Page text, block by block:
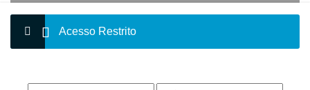
Acesso Restrito